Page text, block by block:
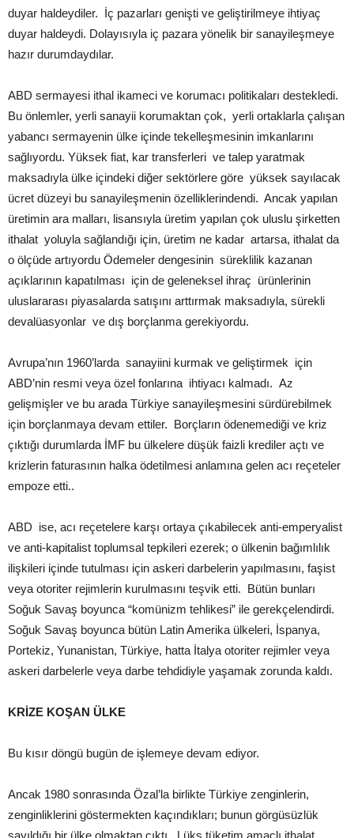
duyar haldeydiler. İç pazarları genişti ve geliştirilmeye ihtiyaç
duyar haldeydi. Dolayısıyla iç pazara yönelik bir sanayileşmeye
hazır durumdaydılar.
ABD sermayesi ithal ikameci ve korumacı politikaları destekledi.
Bu önlemler, yerli sanayii korumaktan çok, yerli ortaklarla çalışan
yabancı sermayenin ülke içinde tekelleşmesinin imkanlarını
sağlıyordu. Yüksek fiat, kar transferleri ve talep yaratmak
maksadıyla ülke içindeki diğer sektörlere göre yüksek sayılacak
ücret düzeyi bu sanayileşmenin özelliklerindendi. Ancak yapılan
üretimin ara malları, lisansıyla üretim yapılan çok uluslu şirketten
ithalat yoluyla sağlandığı için, üretim ne kadar artarsa, ithalat da
o ölçüde artıyordu Ödemeler dengesinin süreklilik kazanan
açıklarının kapatılması için de geleneksel ihraç ürünlerinin
uluslararası piyasalarda satışını arttırmak maksadıyla, sürekli
devalüasyonlar ve dış borçlanma gerekiyordu.
Avrupa’nın 1960’larda sanayiini kurmak ve geliştirmek için
ABD’nin resmi veya özel fonlarına ihtiyacı kalmadı. Az
gelişmişler ve bu arada Türkiye sanayileşmesini sürdürebilmek
için borçlanmaya devam ettiler. Borçların ödenemediği ve kriz
çıktığı durumlarda İMF bu ülkelere düşük faizli krediler açtı ve
krizlerin faturasının halka ödetilmesi anlamına gelen acı reçeteler
empoze etti..
ABD ise, acı reçetelere karşı ortaya çıkabilecek anti-emperyalist
ve anti-kapitalist toplumsal tepkileri ezerek; o ülkenin bağımlılık
ilişkileri içinde tutulması için askeri darbelerin yapılmasını, faşist
veya otoriter rejimlerin kurulmasını teşvik etti. Bütün bunları
Soğuk Savaş boyunca “komünizm tehlikesi” ile gerekçelendirdi.
Soğuk Savaş boyunca bütün Latin Amerika ülkeleri, İspanya,
Portekiz, Yunanistan, Türkiye, hatta İtalya otoriter rejimler veya
askeri darbelerle veya darbe tehdidiyle yaşamak zorunda kaldı.
KRİZE KOŞAN ÜLKE
Bu kısır döngü bugün de işlemeye devam ediyor.
Ancak 1980 sonrasında Özal’la birlikte Türkiye zenginlerin,
zenginliklerini göstermekten kaçındıkları; bunun görgüsüzlük
sayıldığı bir ülke olmaktan çıktı. Lüks tüketim amaçlı ithalat